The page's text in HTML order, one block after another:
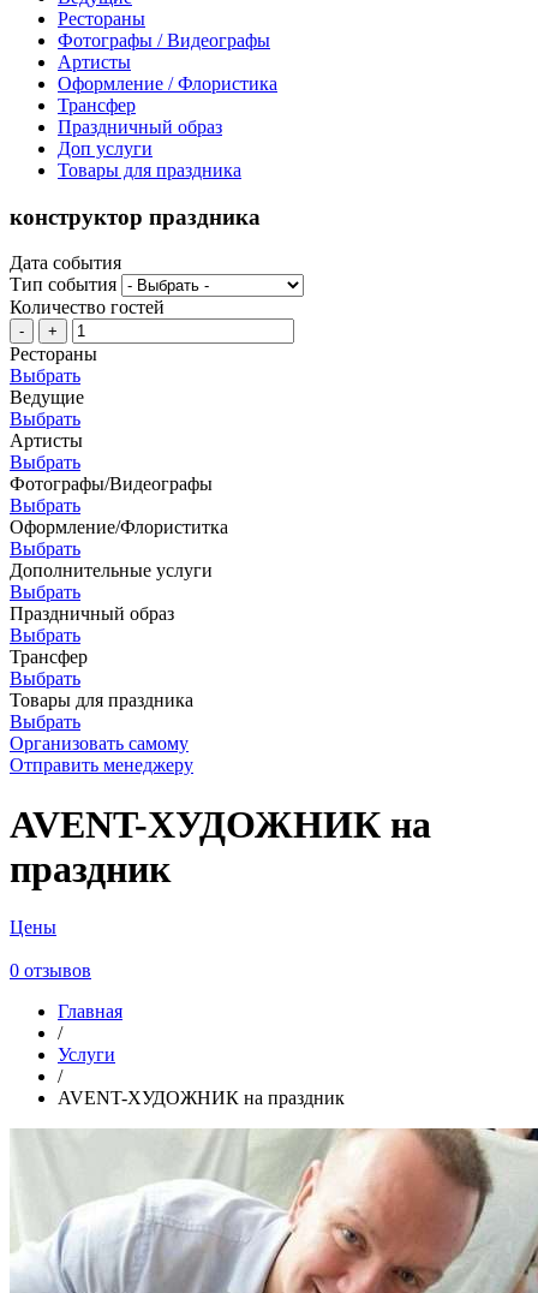
Рестораны
Фотографы / Видеографы
Артисты
Оформление / Флористика
Трансфер
Праздничный образ
Доп услуги
Товары для праздника
конструктор праздника
Дата события
Тип события
Количество гостей
- +
Рестораны
Выбрать
Ведущие
Выбрать
Артисты
Выбрать
Фотографы/Видеографы
Выбрать
Оформление/Флориститка
Выбрать
Дополнительные услуги
Выбрать
Праздничный образ
Выбрать
Трансфер
Выбрать
Товары для праздника
Выбрать
Организовать самому
Отправить менеджеру
AVENT-ХУДОЖНИК на
праздник
Цены
0 отзывов
Главная
/
Услуги
/
AVENT-ХУДОЖНИК на праздник